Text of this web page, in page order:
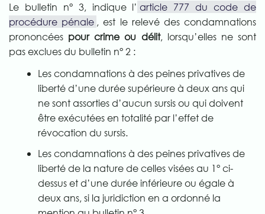
Le bulletin n° 3, indique l’ article 777 du code de
procédure pénale , est le relevé des condamnations
prononcées pour crime ou délit, lorsqu’elles ne sont
pas exclues du bulletin n° 2 :
Les condamnations à des peines privatives de
liberté d’une durée supérieure à deux ans qui
ne sont assorties d’aucun sursis ou qui doivent
être exécutées en totalité par l’effet de
révocation du sursis.
Les condamnations à des peines privatives de
liberté de la nature de celles visées au 1° ci-
dessus et d’une durée inférieure ou égale à
deux ans, si la juridiction en a ordonné la